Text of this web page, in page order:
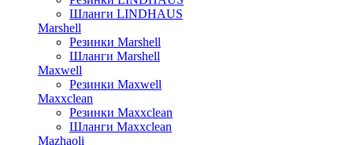
Шланги LINDHAUS
Marshell
Резинки Marshell
Шланги Marshell
Maxwell
Резинки Maxwell
Maxxclean
Резинки Maxxclean
Шланги Maxxclean
Mazhaoli